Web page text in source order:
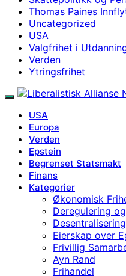
Thomas Paines
Uncategorized
USA
Valgfrihet i
Verden
Ytringsfrihet
USA
Europa
Verden
Epstein
Begrenset Statsmakt
Finans
Kategorier
Økonomisk
Deregulering
Desentralisering
Eierskap over
Frivillig
Ayn Rand
Frihandel